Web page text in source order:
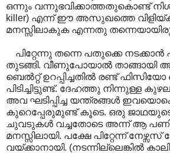
ഒന്നും വന്നുഭവിക്കാത്തതുകൊണ്ട്
killer) എന്ന് ഈ അസുഖത്തെ
മനസ്സിലാകുക എന്നതു
പിറ്റേന്നു തന്നെ പതുക്കെ നടക്കാൻ
തുടങ്ങി. വീണുപോയാൽ താങ്ങായി
ബെൽറ്റ് ഉറപ്പിച്ചതിൽ രണ്ട്
പിടിച്ചിട്ടുണ്ട്. ദേഹത്തു നിന്നുള്ള
അവ ഘടിപ്പിച്ച യന്ത്രങ്ങൾ
കുറെപ്പേരുമുണ്ട് കൂടെ. ഒരു ജാഥയുടെ
ചുവടുകൾ വച്ചതോടെ അന്ന് ആ പണി
മനസ്സിലായി. പക്ഷേ പിറ്റേന്ന് നേഴ്സസ്
വയ്ക്കാനായി. (നടന്നില്ലെങ്കിൽ